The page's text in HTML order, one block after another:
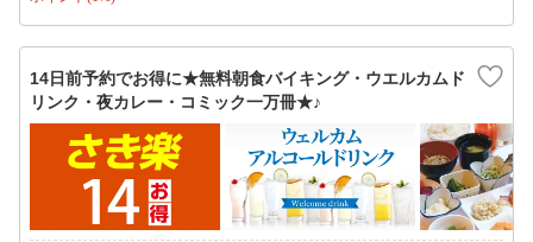
14日前予約でお得に★無料朝食バイキング・ウエルカムド
リンク・夜カレー・コミック一万冊★♪